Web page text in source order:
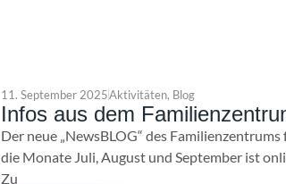
11. September 2025Aktivitäten, Blog
Infos aus dem
Der neue „NewsBLOG“ des Familienzentrums
die Monate Juli, August und September ist
Zu